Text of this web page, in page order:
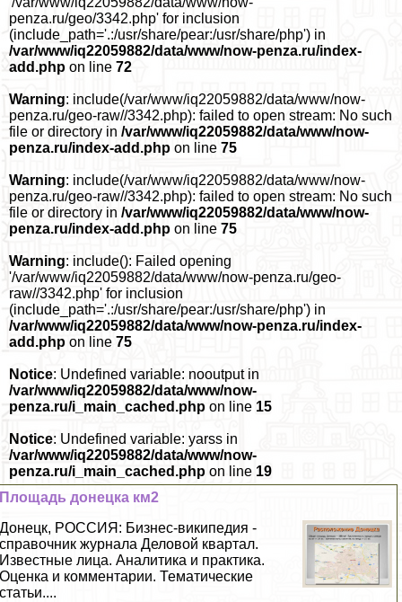
penza.ru/geo/3342.php' for inclusion
(include_path='.:/usr/share/pear:/usr/share/php') in
/var/www/iq22059882/data/www/now-penza.ru/index-
add.php on line 72
Warning: include(/var/www/iq22059882/data/www/now-
penza.ru/geo-raw//3342.php): failed to open stream: No such
file or directory in /var/www/iq22059882/data/www/now-
penza.ru/index-add.php on line 75
Warning: include(/var/www/iq22059882/data/www/now-
penza.ru/geo-raw//3342.php): failed to open stream: No such
file or directory in /var/www/iq22059882/data/www/now-
penza.ru/index-add.php on line 75
Warning: include(): Failed opening
'/var/www/iq22059882/data/www/now-penza.ru/geo-
raw//3342.php' for inclusion
(include_path='.:/usr/share/pear:/usr/share/php') in
/var/www/iq22059882/data/www/now-penza.ru/index-
add.php on line 75
Notice: Undefined variable: nooutput in
/var/www/iq22059882/data/www/now-
penza.ru/i_main_cached.php on line 15
Notice: Undefined variable: yarss in
/var/www/iq22059882/data/www/now-
penza.ru/i_main_cached.php on line 19
Площадь донецка км2
Донецк, РОССИЯ: Бизнес-википедия -
справочник журнала Деловой квартал.
Известные лица. Аналитика и пpaктика.
Оценка и комментарии. Тематические
статьи....